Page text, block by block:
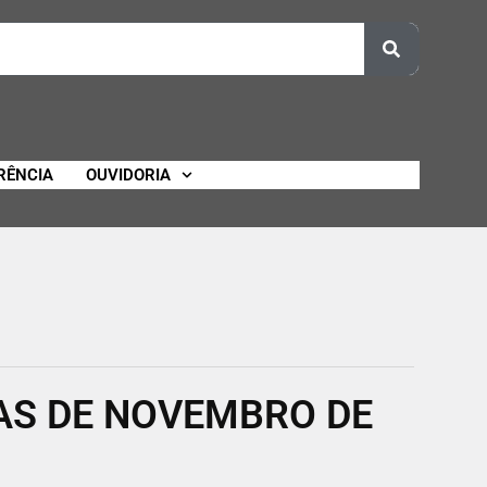
OUVIDORIA
DE NOVEMBRO DE